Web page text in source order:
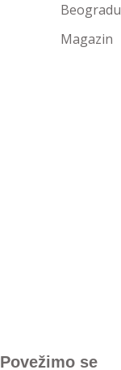
Beogradu
Magazin
Povežimo se